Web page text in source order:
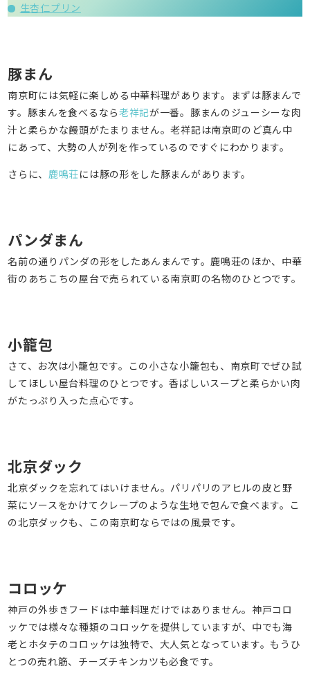
生杏仁プリン
豚まん
南京町には気軽に楽しめる中華料理があります。まずは豚まんで
す。豚まんを食べるなら老祥記が一番。豚まんのジューシーな肉
汁と柔らかな饅頭がたまりません。老祥記は南京町のど真ん中
にあって、大勢の人が列を作っているのですぐにわかります。
さらに、鹿鳴荘には豚の形をした豚まんがあります。
パンダまん
名前の通りパンダの形をしたあんまんです。鹿鳴荘のほか、中華
街のあちこちの屋台で売られている南京町の名物のひとつです。
小籠包
さて、お次は小籠包です。この小さな小籠包も、南京町でぜひ試
してほしい屋台料理のひとつです。香ばしいスープと柔らかい肉
がたっぷり入った点心です。
北京ダック
北京ダックを忘れてはいけません。パリパリのアヒルの皮と野
菜にソースをかけてクレープのような生地で包んで食べます。こ
の北京ダックも、この南京町ならではの風景です。
コロッケ
神戸の外歩きフードは中華料理だけではありません。神戸コロ
ッケでは様々な種類のコロッケを提供していますが、中でも海
老とホタテのコロッケは独特で、大人気となっています。もうひ
とつの売れ筋、チーズチキンカツも必食です。